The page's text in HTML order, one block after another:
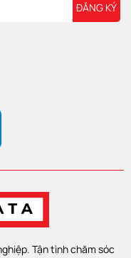
ĐĂNG KÝ
Tận tình chăm sóc